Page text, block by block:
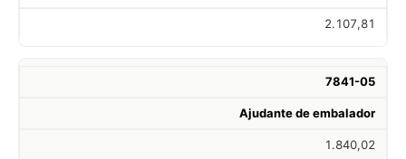
2.107,81
7841-05
Ajudante de embalador
1.840,02